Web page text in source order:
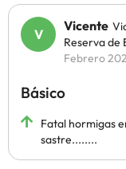
Vicente
Reserva de
Febrero
Básico
Fatal hormigas
sastre........